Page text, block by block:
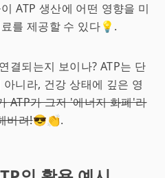
ATP 생산에 어떤 영향을 미
를 제공할 수 있다💡.
결되는지 보이나? ATP는 단
니라, 건강 상태에 깊은 영
ATP가 그저 '에너지 화폐'라
버려!😎👏.